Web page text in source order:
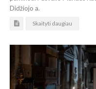
Didžiojo a.
Skaityti daugiau